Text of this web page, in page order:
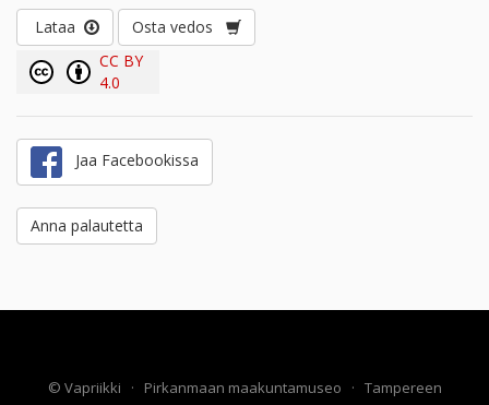
Lataa
Osta vedos
CC BY
4.0
Jaa Facebookissa
Anna palautetta
© Vapriikki · Pirkanmaan maakuntamuseo · Tampereen